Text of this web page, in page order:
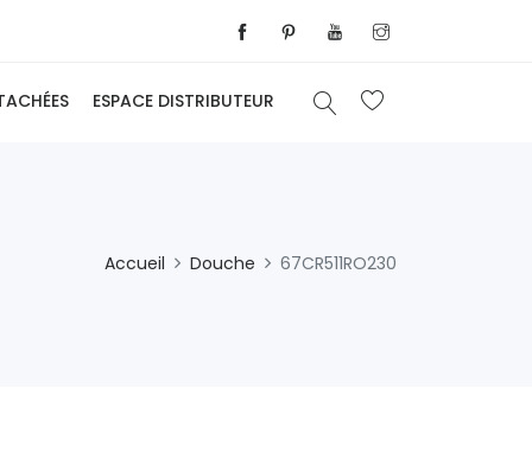
ESPACE DISTRIBUTEUR
Accueil Douche 67CR511RO230